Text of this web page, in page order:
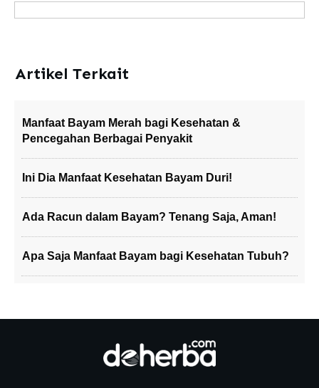
Artikel Terkait
Manfaat Bayam Merah bagi Kesehatan &
Pencegahan Berbagai Penyakit
Ini Dia Manfaat Kesehatan Bayam Duri!
Ada Racun dalam Bayam? Tenang Saja, Aman!
Apa Saja Manfaat Bayam bagi Kesehatan Tubuh?